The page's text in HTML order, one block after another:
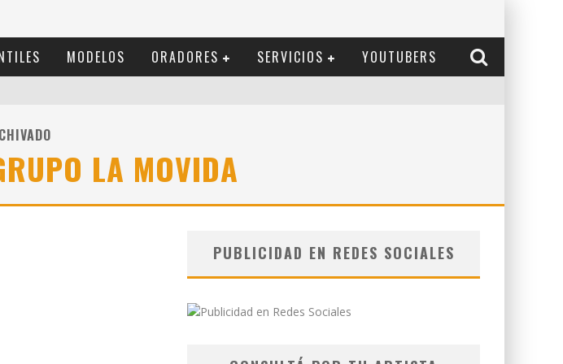
MODELOS ORADORES SERVICIOS YOUTUBERS
LA MOVIDA
PUBLICIDAD EN REDES SOCIALES